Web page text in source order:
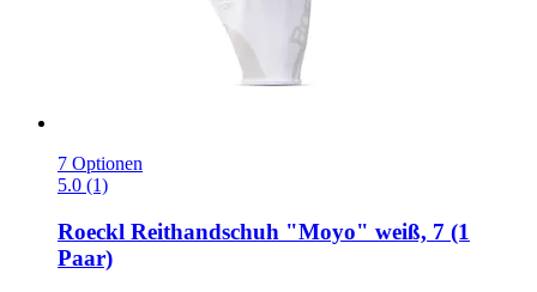
7 Optionen
5.0 (1)
Roeckl Reithandschuh "Moyo" weiß, 7 (1
Paar)